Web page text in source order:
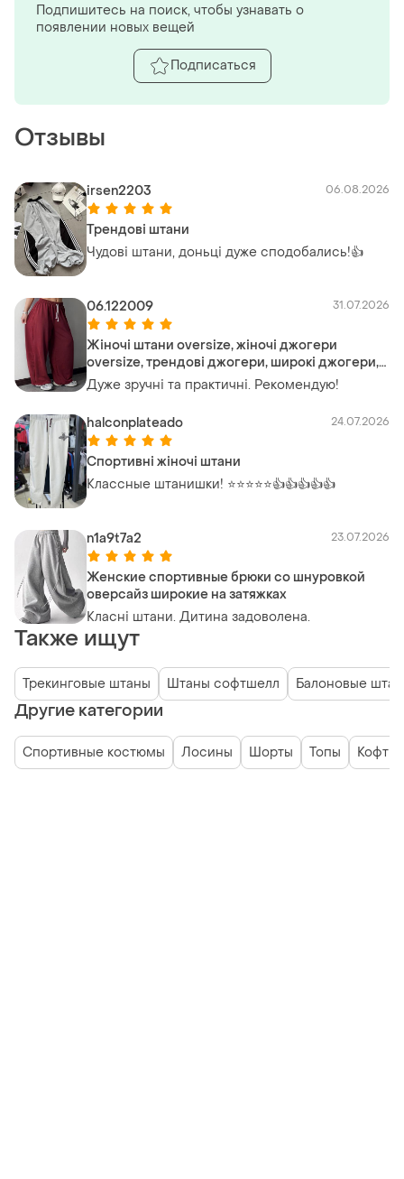
Отзывы
irsen2203 06.08.2026
Трендові штани
Чудові штани, доньці дуже сподобались!👍
06.122009 31.07.2026
Жіночі штани oversize, жіночі джогери
oversize, трендові джогери, широкі джогери,
спортивні джогери, спортивні штани,
трендові штани з резинкою
Дуже зручні та практичні. Рекомендую!
halconplateado 24.07.2026
Спортивні жіночі штани
Классные штанишки! ⭐⭐⭐⭐⭐👍👍👍👍👍
n1a9t7a2 23.07.2026
Женские спортивные брюки со шнуровкой
оверсайз широкие на затяжках
Класні штани. Дитина задоволена.
Также ищут
Трекинговые штаны Штаны софтшелл Балоновые
Другие категории
Спортивные костюмы Лосины Шорты Топы Кофты
Подпишитесь на поиск, чтобы узнавать о
появлении новых вещей
Подписаться